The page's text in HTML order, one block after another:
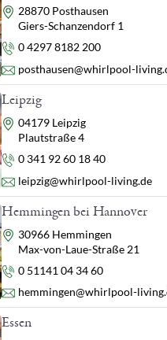
Adresse
28870 Posthausen
Giers-Schanzendorf 1
Telefon
0 4297 8182 200
E-Mail
posthausen@whirlpool-
Leipzig
Adresse
04179 Leipzig
Plautstraße 4
Telefon
0 341 92 60 18 40
E-Mail
leipzig@whirlpool-living.de
Hemmingen bei Hannover
Adresse
30966 Hemmingen
Max-von-Laue-Straße 21
Telefon
0 51141 04 34 60
E-Mail
hemmingen@whirlpool-
Essen